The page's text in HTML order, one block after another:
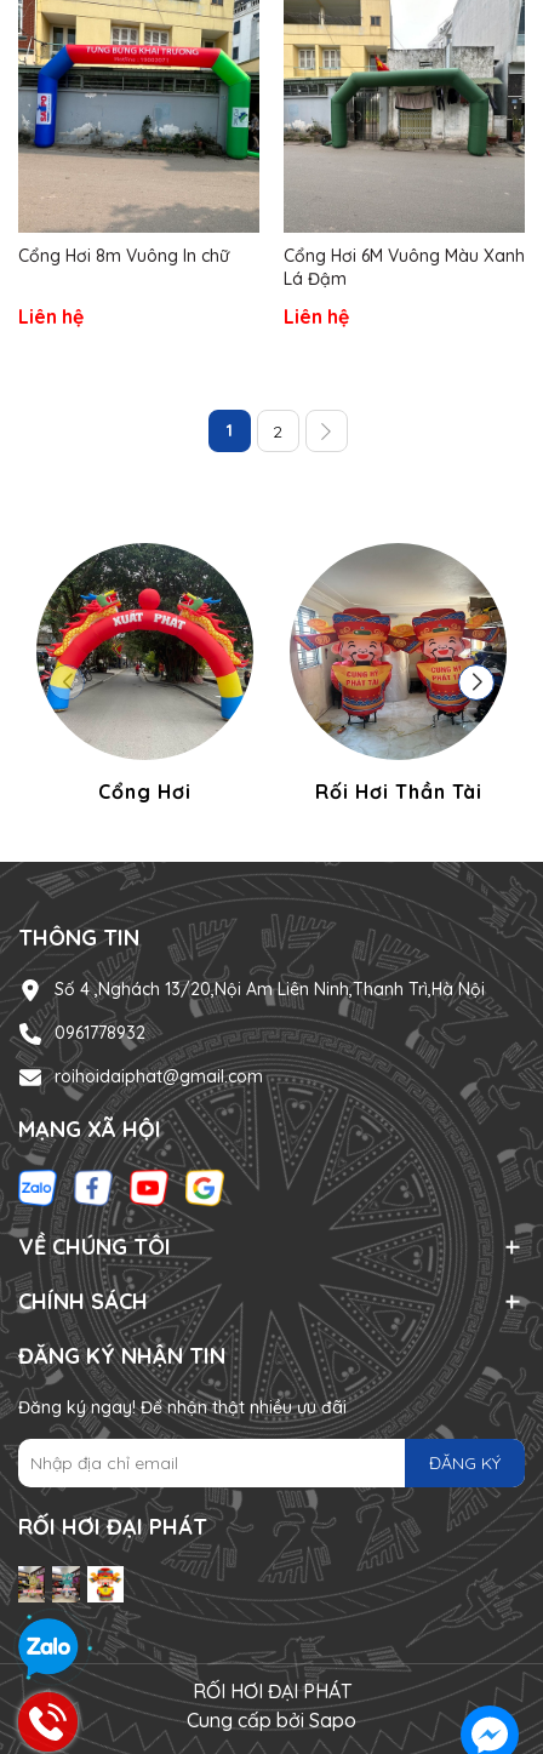
Cổng Hơi 8m Vuông In chữ
Liên hệ
Cổng Hơi 6M Vuông Màu Xanh
Lá Đậm
Liên hệ
1 2
Cổng Hơi Rối Hơi Thần Tài
THÔNG TIN
Số 4 ,Nghách 13/20,Nội Am Liên Ninh,Thanh Trì,Hà Nội
0961778932
roihoidaiphat@gmail.com
MẠNG XÃ HỘI
VỀ CHÚNG TÔI
CHÍNH SÁCH
ĐĂNG KÝ NHẬN TIN
Đăng ký ngay! Để nhận thật nhiều ưu đãi
ĐĂNG KÝ
RỐI HƠI ĐẠI PHÁT
RỐI HƠI ĐẠI PHÁT
Cung cấp bởi Sapo